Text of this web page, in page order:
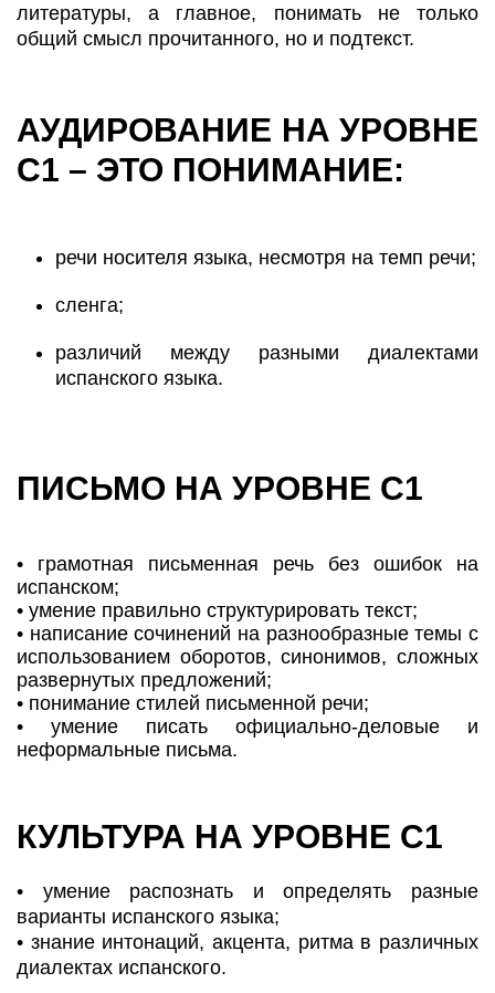
литературы, а главное, понимать не только
общий смысл прочитанного, но и подтекст.
АУДИРОВАНИЕ НА УРОВНЕ
С1 – ЭТО ПОНИМАНИЕ:
речи носителя языка, несмотря на темп речи;
сленга;
различий между разными диалектами
испанского языка.
ПИСЬМО НА УРОВНЕ С1
• грамотная письменная речь без ошибок на
испанском;
• умение правильно структурировать текст;
• написание сочинений на разнообразные темы с
использованием оборотов, синонимов, сложных
развернутых предложений;
• понимание стилей письменной речи;
• умение писать официально-деловые и
неформальные письма.
КУЛЬТУРА НА УРОВНЕ С1
• умение распознать и определять разные
варианты испанского языка;
• знание интонаций, акцента, ритма в различных
диалектах испанского.